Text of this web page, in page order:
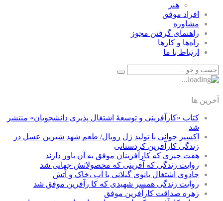
هنر
افراد موفق
مشاوره
راهنمای گرفتن مجوز
راه‌ها و كارها
ارتباط با ما
آخرین ها
کتاب «کارآفرینی و توسعۀ اشتغال پذیری دانشجویان» منتشر
شد
اکسیر جوانی با تولید ژل رویال/ طعم شهد شیرین عسل‌ در
زندگی کارآفرین کردستانی
هفت چیزی که کارآفرینان موفق به آن باور دارند
روایت زندگی که آفرینی که محصولاتش جهانی شد
جادوی اشتغال بانوی گیلانی با آب ،خاک و آتش
روایت زندگی همسر شهیدی که کا رآفرین موفق شد
زهره صداقت کارآفرین موفق